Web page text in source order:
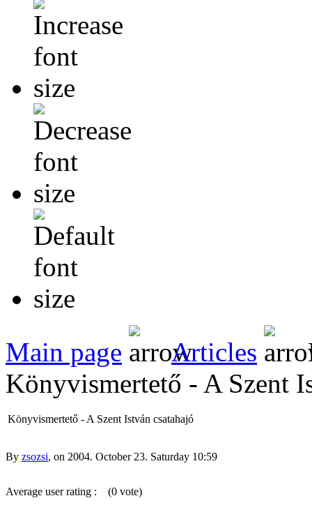
Main page Articles
Könyvismertető - A Szent
Könyvismertető - A Szent István csatahajó
By zsozsi, on 2004. October 23. Saturday 10:59
Average user rating : (0 vote)